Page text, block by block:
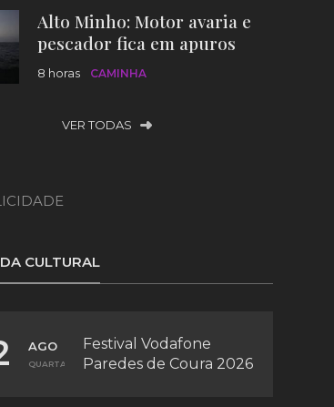
Alto Minho: Motor avaria e
pescador fica em apuros
8 horas CAMINHA
VER TODAS
CULTURAL
AGO
QUARTA
Festival Vodafone
Paredes de Coura 2026